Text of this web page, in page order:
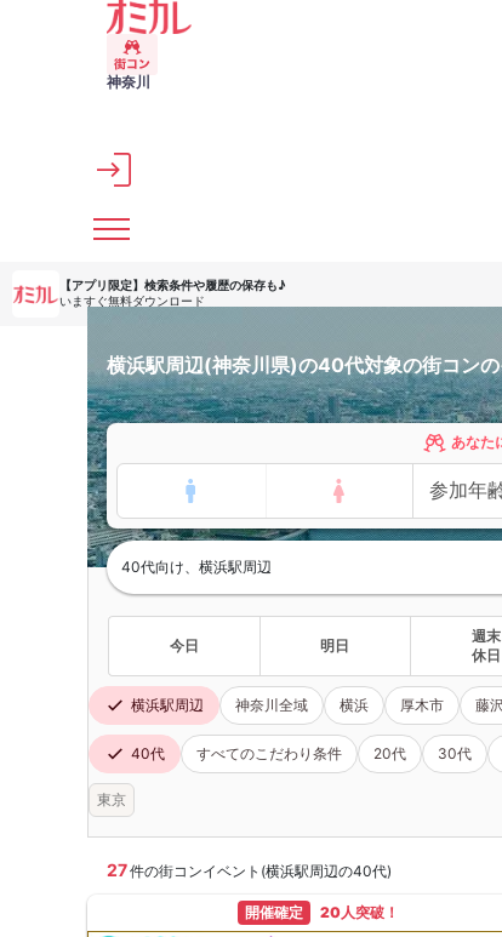
メインコンテンツへスキップ
神奈川
【アプリ限定】 検索条件や履歴の保存も♪
いますぐ無料ダウンロード
横浜駅周辺(神奈川県)の40代対象の街コン
あなた
40代向け、横浜駅周辺
今日 明日
週末
休日
横浜駅周辺 神奈川全域 横浜 厚木市 藤
40代 すべてのこだわり条件 20代 30代
東京
27件の街コンイベント(横浜駅周辺の40代)
開催確定 20人突破！